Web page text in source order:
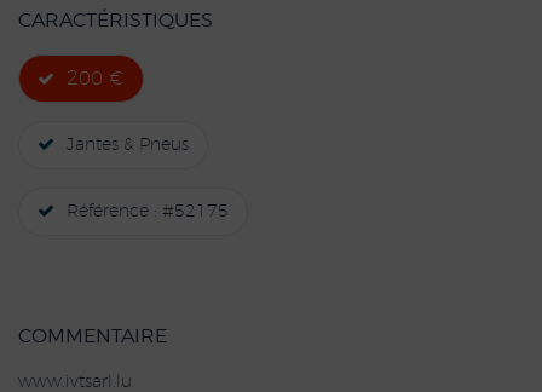
CARACTÉRISTIQUES
200 €
Jantes & Pneus
Référence : #52175
COMMENTAIRE
www.ivtsarl.lu